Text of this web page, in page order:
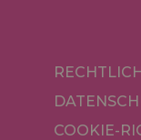
COOKIE-